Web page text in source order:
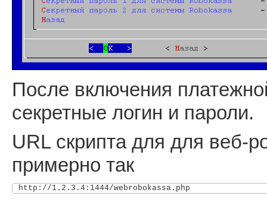
После включения
секретные логин и пароли.
URL скрипта для для веб-
примерно так